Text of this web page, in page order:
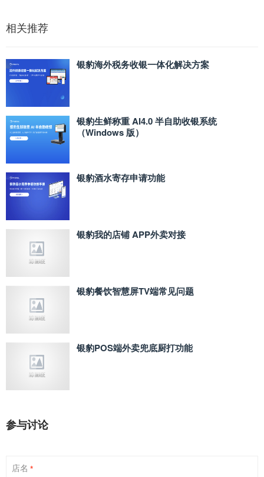
相关推荐
银豹海外税务收银一体化解决方案
银豹生鲜称重 AI4.0 半自助收银系统
（Windows 版）
银豹酒水寄存申请功能
银豹我的店铺 APP外卖对接
银豹餐饮智慧屏TV端常见问题
银豹POS端外卖兜底厨打功能
参与讨论
店名 *